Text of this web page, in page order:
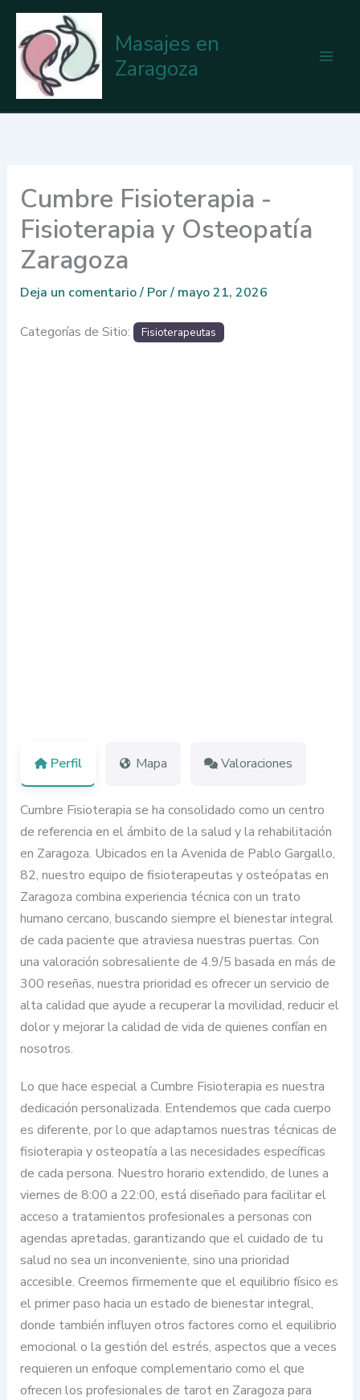
contenido
Masajes en
Zaragoza
Cumbre Fisioterapia -
Fisioterapia y Osteopatía
Zaragoza
Deja un comentario/ Por/ mayo 21, 2026
Categorías de Sitio: Fisioterapeutas
Perfil Mapa Valoraciones
Cumbre Fisioterapia se ha consolidado como un centro
de referencia en el ámbito de la salud y la rehabilitación
en Zaragoza. Ubicados en la Avenida de Pablo Gargallo,
82, nuestro equipo de fisioterapeutas y osteópatas en
Zaragoza combina experiencia técnica con un trato
humano cercano, buscando siempre el bienestar integral
de cada paciente que atraviesa nuestras puertas. Con
una valoración sobresaliente de 4.9/5 basada en más de
300 reseñas, nuestra prioridad es ofrecer un servicio de
alta calidad que ayude a recuperar la movilidad, reducir el
dolor y mejorar la calidad de vida de quienes confían en
nosotros.
Lo que hace especial a Cumbre Fisioterapia es nuestra
dedicación personalizada. Entendemos que cada cuerpo
es diferente, por lo que adaptamos nuestras técnicas de
fisioterapia y osteopatía a las necesidades específicas
de cada persona. Nuestro horario extendido, de lunes a
viernes de 8:00 a 22:00, está diseñado para facilitar el
acceso a tratamientos profesionales a personas con
agendas apretadas, garantizando que el cuidado de tu
salud no sea un inconveniente, sino una prioridad
accesible. Creemos firmemente que el equilibrio físico es
el primer paso hacia un estado de bienestar integral,
donde también influyen otros factores como el equilibrio
emocional o la gestión del estrés, aspectos que a veces
requieren un enfoque complementario como el que
ofrecen los profesionales de tarot en Zaragoza para